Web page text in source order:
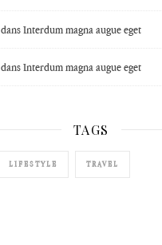
dansInterdum magna augue eget
dansInterdum magna augue eget
TAGS
LIFESTYLE TRAVEL